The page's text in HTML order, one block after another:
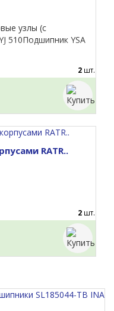
узлы (с
510Подшипник YSA
2 шт.
RATR..
2 шт.